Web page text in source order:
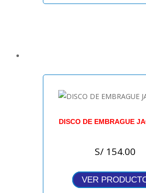
DISCO DE EMBRAGUE
S/ 154.00
VER